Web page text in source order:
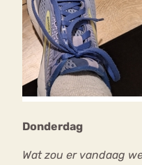
Donderdag
Wat zou er vandaag